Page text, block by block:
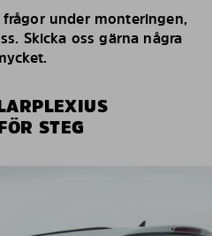
under monteringen,
Skicka oss gärna några
STEG